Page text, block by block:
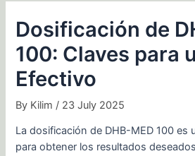
Dosificación de
100: Claves para
Efectivo
By Kilim / 23 July 2025
La dosificación de DHB-MED 100 es
para obtener los resultados